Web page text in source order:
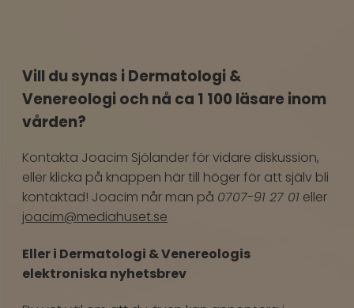
Vill du synas i Dermatologi &
Venereologi och nå ca 1 100 läsare inom
vården?
Kontakta Joacim Sjölander för vidare diskussion,
eller klicka på knappen här till höger för att själv bli
kontaktad! Joacim når man på 0707-91 27 01 eller
joacim@mediahuset.se
Eller i Dermatologi & Venereologis
elektroniska nyhetsbrev